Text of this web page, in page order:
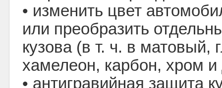
• изменить цвет
или преобразить
кузова (в т. ч. в матовый,
хамелеон, карбон, хром и
• антигравийная защита